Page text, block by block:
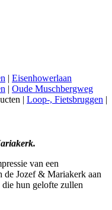
| Eisenhowerlaan
| Oude Muschbergweg
| Loop-, Fietsbruggen |
van een
de Jozef & Mariakerk aan
hun gelofte zullen